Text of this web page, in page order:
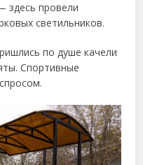
здесь провели
светильников.
по душе качели
Спортивные